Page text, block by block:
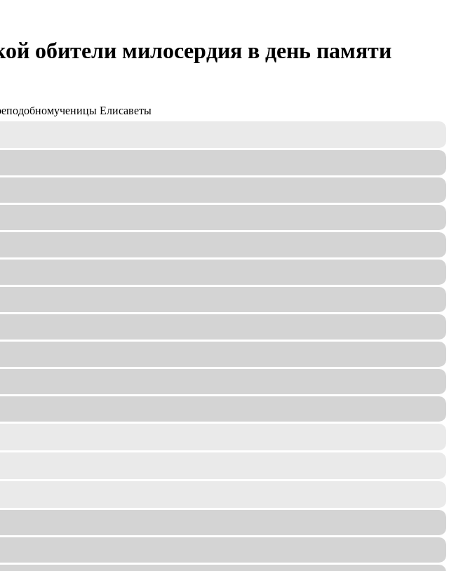
обители милосердия в день памяти
Елисаветы